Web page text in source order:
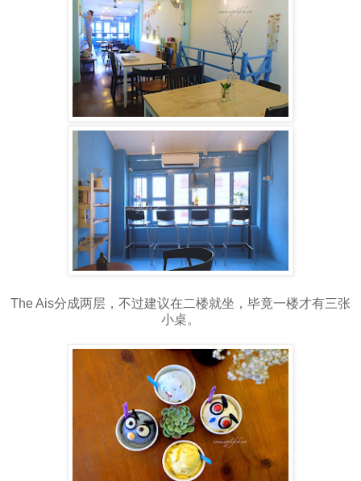
The Ais分成两层，不过建议在二楼就坐，毕竟一楼才有三张
小桌。